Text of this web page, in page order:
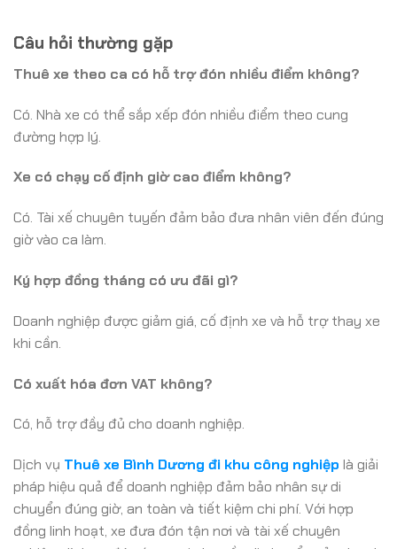
Câu hỏi thường gặp
Thuê xe theo ca có hỗ trợ đón nhiều điểm không?
Có. Nhà xe có thể sắp xếp đón nhiều điểm theo cung
đường hợp lý.
Xe có chạy cố định giờ cao điểm không?
Có. Tài xế chuyên tuyến đảm bảo đưa nhân viên đến đúng
giờ vào ca làm.
Ký hợp đồng tháng có ưu đãi gì?
Doanh nghiệp được giảm giá, cố định xe và hỗ trợ thay xe
khi cần.
Có xuất hóa đơn VAT không?
Có, hỗ trợ đầy đủ cho doanh nghiệp.
Dịch vụ Thuê xe Bình Dương đi khu công nghiệp là giải
pháp hiệu quả để doanh nghiệp đảm bảo nhân sự di
chuyển đúng giờ, an toàn và tiết kiệm chi phí. Với hợp
đồng linh hoạt, xe đưa đón tận nơi và tài xế chuyên